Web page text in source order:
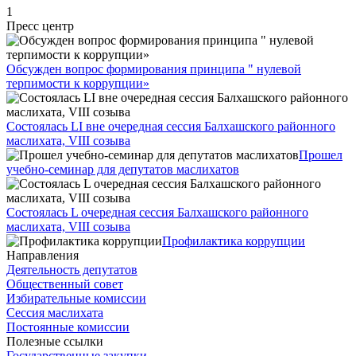
1
Пресс центр
Обсужден вопрос формирования принципа " нулевой
терпимости к коррупции»
Состоялась LI вне очередная сессия Балхашского районного
маслихата, VIII созыва
Прошел
учебно-семинар для депутатов маслихатов
Состоялась L очередная сессия Балхашского районного
маслихата, VIII созыва
Профилактика коррупции
Направления
Деятельность депутатов
Общественный совет
Избирательные комиссии
Сессия маслихата
Постоянные комиссии
Полезные ссылки